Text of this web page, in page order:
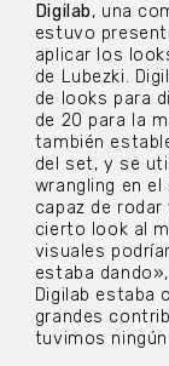
Digilab, una
estuvo
aplicar los
de Lubezki.
de looks para
de 20 para la
también
del set, y se
wrangling en
capaz de
cierto look al
visuales
estaba
Digilab estaba
grandes
tuvimos